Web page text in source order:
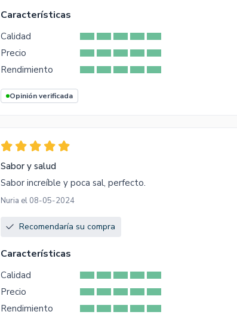
Características
Calidad
Precio
Rendimiento
Opinión verificada
Sabor y salud
Sabor increíble y poca sal, perfecto.
Nuria el 08-05-2024
Recomendaría su compra
Características
Calidad
Precio
Rendimiento